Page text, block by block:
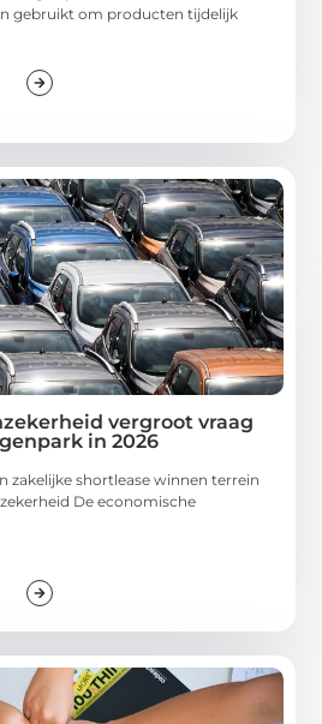
gebruikt om producten tijdelijk
vergroot vraag
in 2026
zakelijke shortlease winnen terrein
De economische